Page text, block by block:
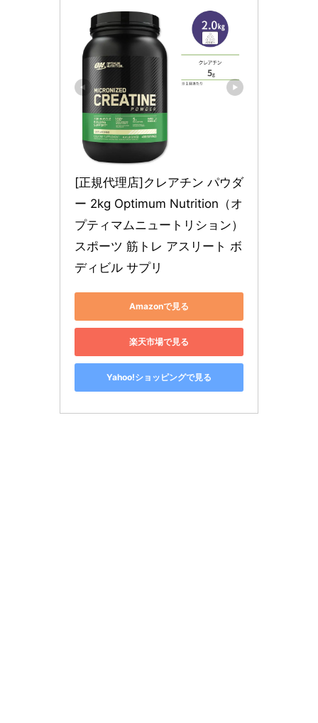
[正規代理店]クレアチン パウダ
ー 2kg Optimum Nutrition（オ
プティマムニュートリション）
スポーツ 筋トレ アスリート ボ
ディビル サプリ
Amazonで見る
楽天市場で見る
Yahoo!ショッピングで見る